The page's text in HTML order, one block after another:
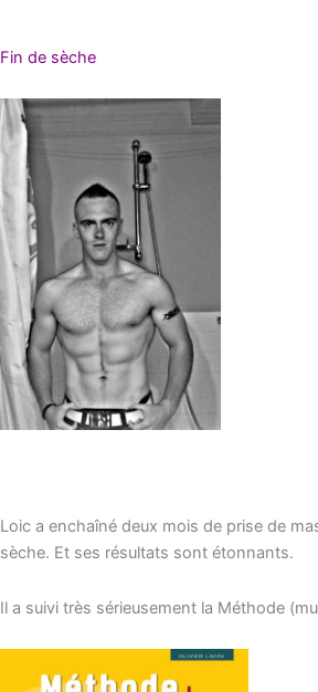
Fin de sèche
Loic a enchaîné deux mois de prise de
sèche. Et ses résultats sont étonnants.
Il a suivi très sérieusement la Méthode